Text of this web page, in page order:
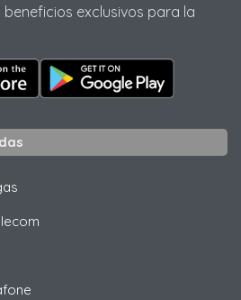
exclusivos para la